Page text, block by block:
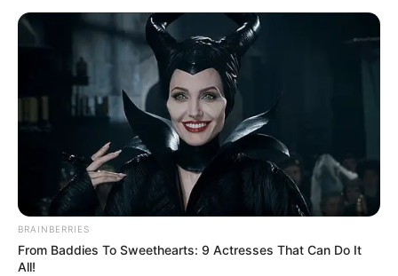
BRAINBERRIES
From Baddies To Sweethearts: 9 Actresses That Can Do It
All!